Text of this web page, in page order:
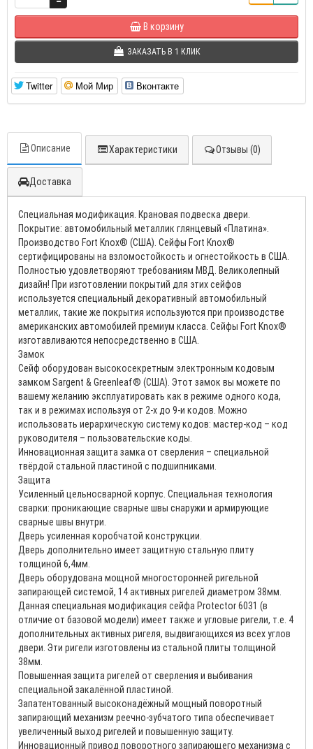
В корзину
ЗАКАЗАТЬ В 1 КЛИК
Twitter Мой Мир Вконтакте
Описание Характеристики Отзывы (0)
Доставка
Специальная модификация. Крановая подвеска двери.
Покрытие: автомобильный металлик глянцевый «Платина».
Производство Fort Knox® (США). Сейфы Fort Knox®
сертифицированы на взломостойкость и огнестойкость в США.
Полностью удовлетворяют требованиям МВД. Великолепный
дизайн! При изготовлении покрытий для этих сейфов
используется специальный декоративный автомобильный
металлик, такие же покрытия используются при производстве
американских автомобилей премиум класса. Сейфы Fort Knox®
изготавливаются непосредственно в США.
Замок
Сейф оборудован высокосекретным электронным кодовым
замком Sargent & Greenleaf® (США). Этот замок вы можете по
вашему желанию эксплуатировать как в режиме одного кода,
так и в режимах используя от 2-х до 9-и кодов. Можно
использовать иерархическую систему кодов: мастер-код – код
руководителя – пользовательские коды.
Инновационная защита замка от сверления – специальной
твёрдой стальной пластиной с подшипниками.
Защита
Усиленный цельносварной корпус. Специальная технология
сварки: проникающие сварные швы снаружи и армирующие
сварные швы внутри.
Дверь усиленная коробчатой конструкции.
Дверь дополнительно имеет защитную стальную плиту
толщиной 6,4мм.
Дверь оборудована мощной многосторонней ригельной
запирающей системой, 14 активных ригелей диаметром 38мм.
Данная специальная модификация сейфа Protector 6031 (в
отличие от базовой модели) имеет также и угловые ригели, т.е. 4
дополнительных активных ригеля, выдвигающихся из всех углов
двери. Эти ригели изготовлены из стальной плиты толщиной
38мм.
Повышенная защита ригелей от сверления и выбивания
специальной закалённой пластиной.
Запатентованный высоконадёжный мощный поворотный
запирающий механизм реечно-зубчатого типа обеспечивает
увеличенный выход ригелей и повышенную защиту.
Инновационный привод поворотного запирающего механизма с